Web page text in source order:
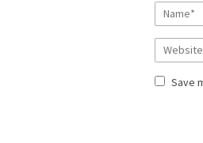
Save